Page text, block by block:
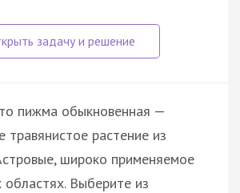
пижма обыкновенная —
травянистое растение из
широко применяемое
областях. Выберите из